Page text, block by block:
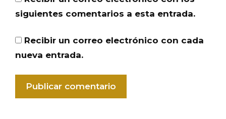
siguientes comentarios a esta entrada.
Recibir un correo electrónico con cada
nueva entrada.